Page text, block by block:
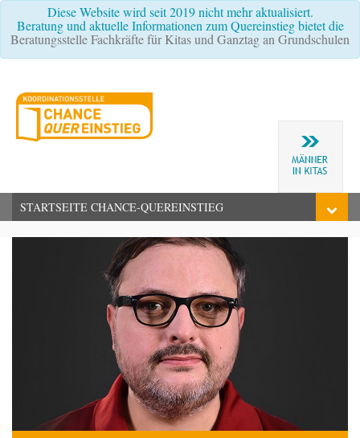
Diese Website wird seit 2019 nicht mehr aktualisiert.
Beratung und aktuelle Informationen zum Quereinstieg bietet die
Beratungsstelle Fachkräfte für Kitas und Ganztag an Grundschulen
STARTSEITE CHANCE-QUEREINSTIEG